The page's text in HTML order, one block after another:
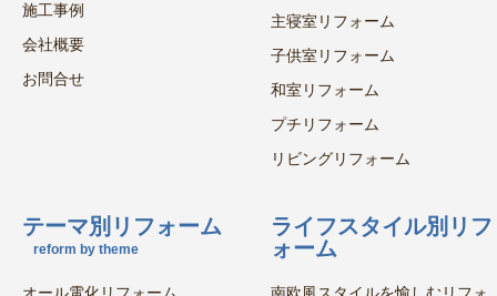
施工事例
会社概要
お問合せ
主寝室リフォーム
子供室リフォーム
和室リフォーム
プチリフォーム
リビングリフォーム
テーマ別リフォーム
reform by theme
ライフスタイル別リフ
ォーム